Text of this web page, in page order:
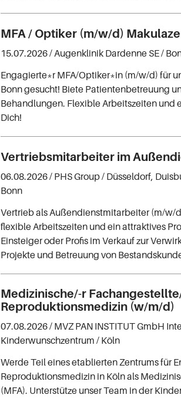
MFA / Optiker (m/w/d)
15.07.2026 / Augenklinik Dardenne SE/
Engagierte*r MFA/Optiker*in (m/w/d) für
Bonn gesucht! Biete Patientenbetreuung
Behandlungen. Flexible Arbeitszeiten und
Dich!
Vertriebsmitarbeiter im
06.08.2026 / PHS Group/ Düsseldorf,
Bonn
Vertrieb als Außendienstmitarbeiter (m/w/
flexible Arbeitszeiten und ein attraktives
Einsteiger oder Profis im Verkauf zur
Projekte und Betreuung von
Medizinische/-r
Reproduktionsmedizin (w/m/d)
07.08.2026 / MVZ PAN INSTITUT GmbH
Kinderwunschzentrum / Köln
Werde Teil eines etablierten Zentrums für
Reproduktionsmedizin in Köln als
(MFA). Unterstütze unser Team in der